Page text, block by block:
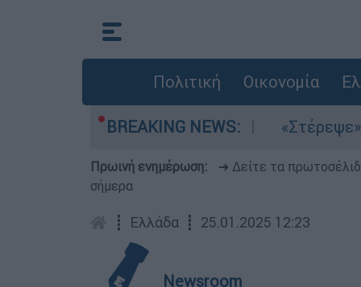
Πολιτική Οικονομία
BREAKING NEWS:
μελτέμια στο Αιγαίο «Στέρεψε» η
Πρωινή ενημέρωση: ➔ Δείτε τα
σήμερα
┋ Ελλάδα ┋ 25.01.2025 12:23
Newsroom